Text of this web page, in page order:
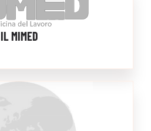
IL MIMED